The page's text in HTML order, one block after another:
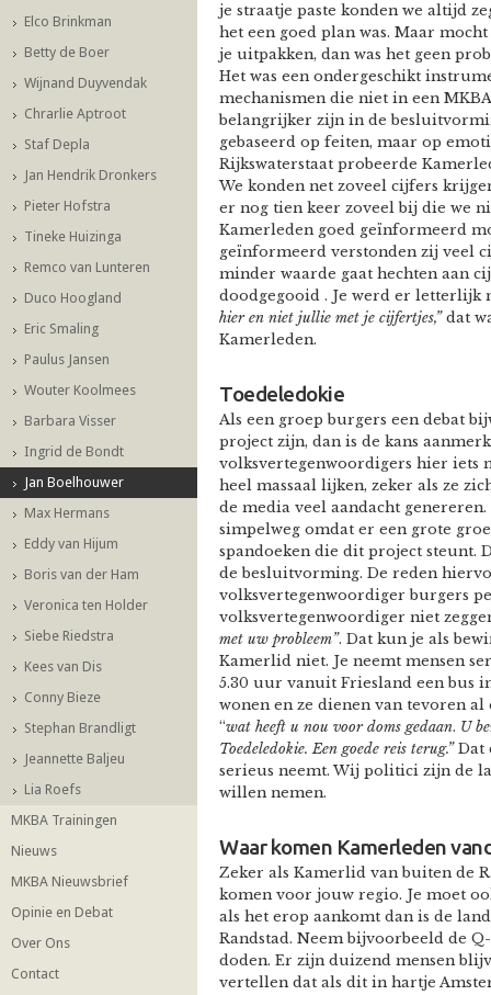
Elco Brinkman
Betty de Boer
Wijnand Duyvendak
Chrarlie Aptroot
Staf Depla
Jan Hendrik Dronkers
Pieter Hofstra
Tineke Huizinga
Remco van Lunteren
Duco Hoogland
Eric Smaling
Paulus Jansen
Wouter Koolmees
Barbara Visser
Ingrid de Bondt
Jan Boelhouwer
Max Hermans
Eddy van Hijum
Boris van der Ham
Veronica ten Holder
Siebe Riedstra
Kees van Dis
Conny Bieze
Stephan Brandligt
Jeannette Baljeu
Lia Roefs
MKBA Trainingen
Nieuws
MKBA Nieuwsbrief
Opinie en Debat
Over Ons
Contact
je straatje paste konden we altijd
het een goed plan was. Maar
je uitpakken, dan was het geen
Het was een ondergeschikt
mechanismen die niet in een
belangrijker zijn in de
gebaseerd op feiten, maar op
Rijkswaterstaat probeerde
We konden net zoveel cijfers
er nog tien keer zoveel bij die we
Kamerleden goed geïnformeerd
geïnformeerd verstonden zij veel
minder waarde gaat hechten aan
doodgegooid . Je werd er letterlijk
hier en niet jullie met je cijfertjes,”dat
Kamerleden.
Toedeledokie
Als een groep burgers een debat
project zijn, dan is de kans
volksvertegenwoordigers hier iets
heel massaal lijken, zeker als ze
de media veel aandacht
simpelweg omdat er een grote
spandoeken die dit project steunt.
de besluitvorming. De reden
volksvertegenwoordiger burgers
volksvertegenwoordiger niet
met uw probleem”. Dat kun je als
Kamerlid niet. Je neemt mensen
5.30 uur vanuit Friesland een bus
wonen en ze dienen van tevoren al
“wat heeft u nou voor doms gedaan. U
Toedeledokie. Een goede reis terug.”Dat
serieus neemt. Wij politici zijn de
willen nemen.
Waar komen Kamerleden
Zeker als Kamerlid van buiten de
komen voor jouw regio. Je moet
als het erop aankomt dan is de
Randstad. Neem bijvoorbeeld de
doden. Er zijn duizend mensen
vertellen dat als dit in hartje